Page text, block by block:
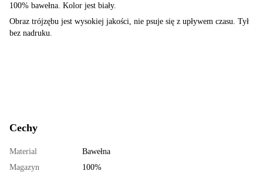
100% bawełna. Kolor jest biały.
Obraz trójzębu jest wysokiej jakości, nie psuje się z upływem czasu. Tył
bez nadruku.
Cechy
Material
Bawełna
Magazyn
100%